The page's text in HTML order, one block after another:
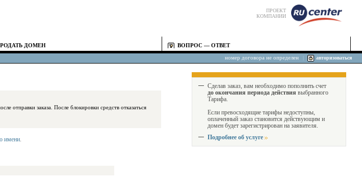
ПРОЕКТ
КОМПАНИИ
ДОМЕН ВОПРОС — ОТВЕТ
номер договора не определен авторизоваться
средств отказаться
имени.
Сделав заказ, вам необходимо пополнить счет
до окончания периода действия выбранного
Тарифа.
Если превосходящие тарифы недоступны,
оплаченный заказ становится действующим и
домен будет зарегистрирован на заявителя.
Подробнее об услуге